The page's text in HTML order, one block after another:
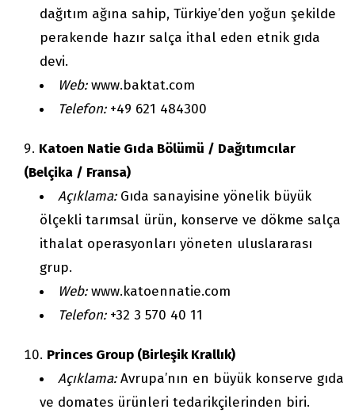
dağıtım ağına sahip, Türkiye’den yoğun şekilde
perakende hazır salça ithal eden etnik gıda
devi.
Web:www.baktat.com
Telefon:+49 621 484300
Katoen Natie Gıda Bölümü / Dağıtımcılar
(Belçika / Fransa)
Açıklama:Gıda sanayisine yönelik büyük
ölçekli tarımsal ürün, konserve ve dökme salça
ithalat operasyonları yöneten uluslararası
grup.
Web:www.katoennatie.com
Telefon:+32 3 570 40 11
Princes Group (Birleşik Krallık)
Açıklama:Avrupa’nın en büyük konserve gıda
ve domates ürünleri tedarikçilerinden biri.